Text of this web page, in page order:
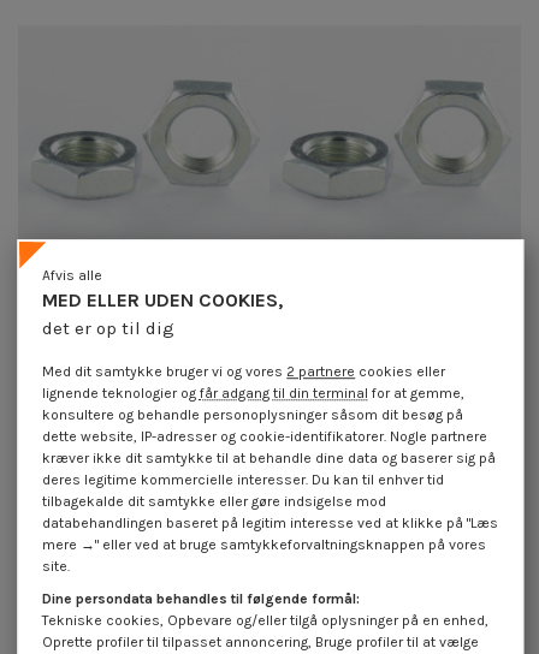
Sekskantet møtrik M24 Fint
4,25 €inkl. moms
1,85 €inkl. moms
MED ELLER UDEN COOKIES,
det er op til dig
Afvis alle
Med dit samtykke bruger vi og vores 2 partnere cookies eller
lignende teknologier ogfår adgang til din terminal for at gemme,
konsultere og behandle personoplysninger såsom dit besøg på
dette website, IP-adresser og cookie-identifikatorer. Nogle partnere
kræver ikke dit samtykke til at behandle dine data og baserer sig på
deres legitime kommercielle interesser. Du kan til enhver tid
tilbagekalde dit samtykke eller gøre indsigelse mod
databehandlingen baseret på legitim interesse ved at klikke på "Læs
mere →" eller ved at bruge samtykkeforvaltningsknappen på vores
site.
Dine persondata behandles til følgende formål:
Tekniske cookies, Opbevare og/eller tilgå oplysninger på en enhed,
Oprette profiler til tilpasset annoncering, Bruge profiler til at vælge